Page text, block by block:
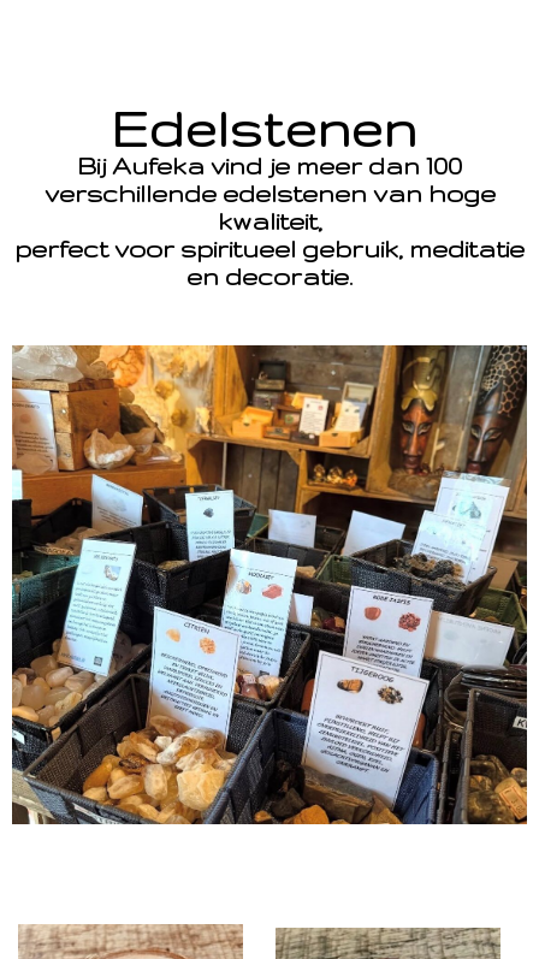
Edelstenen
Bij Aufeka vind je meer dan 100
verschillende edelstenen van hoge
kwaliteit,
perfect voor spiritueel gebruik, meditatie
en decoratie.